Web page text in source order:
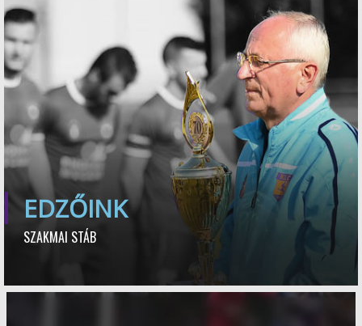
EDZŐINK
SZAKMAI STÁB